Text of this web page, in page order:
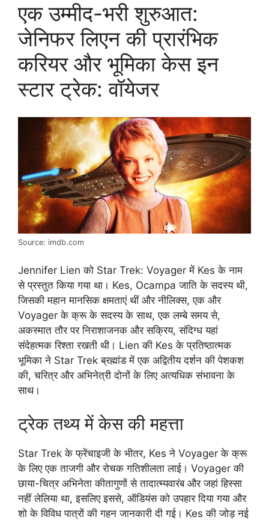
एक उम्मीद-भरी शुरुआत:
जेनिफर लिएन की प्रारंभिक
करियर और भूमिका केस इन
स्टार ट्रेक: वॉयेजर
Source: imdb.com
Jennifer Lien को Star Trek: Voyager में Kes के नाम
से प्रस्तुत किया गया था। Kes, Ocampa जाति के सदस्य थी,
जिसकी महान मानसिक क्षमताएं थीं और नीलिक्स, एक और
Voyager के क्रू के सदस्य के साथ, एक लम्बे समय से,
अकस्मात तौर पर निराशाजनक और सक्रिय, संदिग्ध यहां
संदेहत्मक रिश्ता रखती थी। Lien की Kes के प्रतिष्ठात्मक
भूमिका ने Star Trek ब्रह्मांड में एक अद्वितीय दर्शन की पेशकश
की, चरित्र और अभिनेत्री दोनों के लिए अत्यधिक संभावना के
साथ।
ट्रेक तथ्य में केस की महत्ता
Star Trek के फ्रेंचाइजी के भीतर, Kes ने Voyager के क्रू
के लिए एक ताजगी और रोचक गतिशीलता लाई। Voyager की
छाया-चित्र अभिनेता कीतागुणों से तादात्म्यवारंब और जहां हिस्सा
नहीं लेलिया था, इसलिए इससे, ऑडियंस को उपहार दिया गया और
शो के विविध पात्रों की गहन जानकारी दी गई। Kes की जोड़ नई